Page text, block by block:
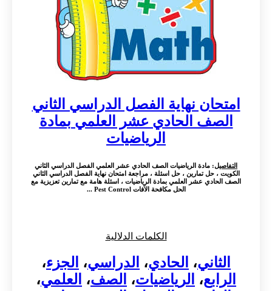
امتحان نهاية الفصل الدراسي الثاني
الصف الحادي عشر العلمي بمادة
الرياضيات
التفاصيل: مادة الرياضيات الصف الحادي عشر العلمي الفصل الدراسي الثاني
الكويت ، حل تمارين ، حل اسئلة ، مراجعة امتحان نهاية الفصل الدراسي الثاني
الصف الحادي عشر العلمي بمادة الرياضيات ، اسئلة هامة مع تمارين تعزيزية مع
الحل مكافحة الآفات Pest Control ...
الكلمات الدلالية
الثاني، الحادي، الدراسي، الجزء،
الرابع، الرياضيات، الصف، العلمي،